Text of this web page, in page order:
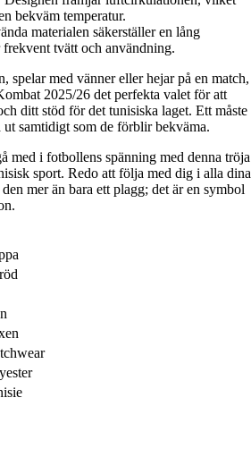
bekväm temperatur.
materialen säkerställer en lång
tvätt och användning.
spelar med vänner eller hejar på en match,
2025/26 det perfekta valet för att
ditt stöd för det tunisiska laget. Ett måste
samtidigt som de förblir bekväma.
med i fotbollens spänning med denna tröja
sport. Redo att följa med dig i alla dina
mer än bara ett plagg; det är en symbol